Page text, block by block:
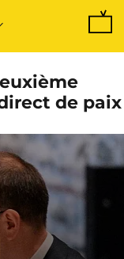
de paix